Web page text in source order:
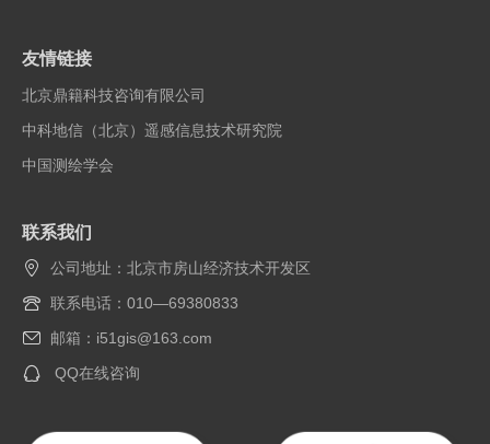
友情链接
北京鼎籍科技咨询有限公司
中科地信（北京）遥感信息技术研究院
中国测绘学会
联系我们
公司地址：北京市房山经济技术开发区
联系电话：010—69380833
邮箱：i51gis@163.com
QQ在线咨询